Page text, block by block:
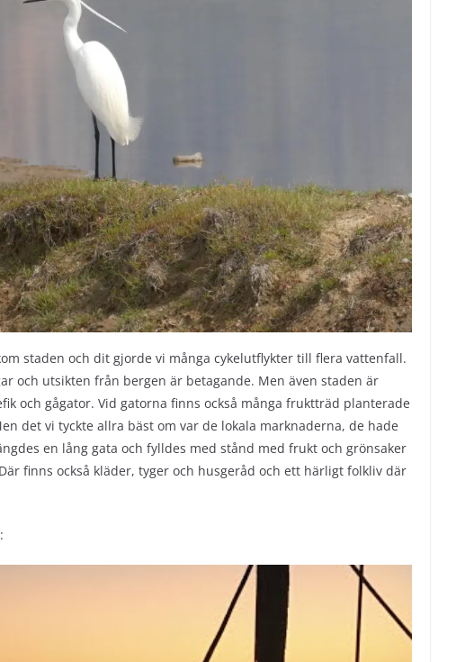
staden och dit gjorde vi många cykelutflykter till flera vattenfall.
och utsikten från bergen är betagande. Men även staden är
och gågator. Vid gatorna finns också många fruktträd planterade
det vi tyckte allra bäst om var de lokala marknaderna, de hade
en lång gata och fylldes med stånd med frukt och grönsaker
finns också kläder, tyger och husgeråd och ett härligt folkliv där